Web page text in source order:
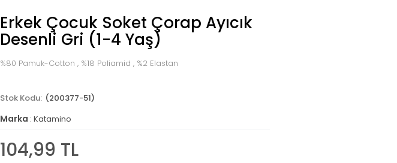
Erkek Çocuk Soket Çorap Ayıcık
Desenli Gri (1-4 Yaş)
%80 Pamuk-Cotton , %18 Poliamid , %2 Elastan
(200377-51)
Marka : Katamino
104,99 TL